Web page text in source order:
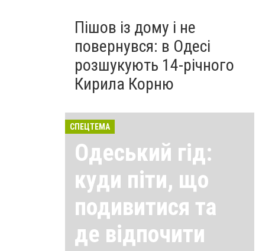
Пішов із дому і не
повернувся: в Одесі
розшукують 14-річного
Кирила Корню
СПЕЦТЕМА
Одеський гід:
куди піти, що
подивитися та
де відпочити